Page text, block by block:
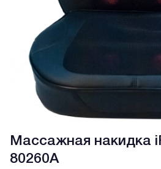
Массажная накидка
80260A